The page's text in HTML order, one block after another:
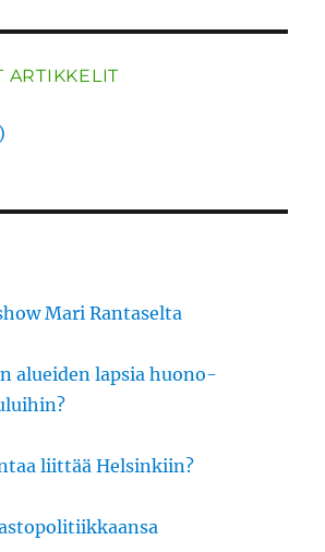
ARTIKKELIT
Mari Rantaselta
alueiden lapsia huono-
liittää Helsinkiin?